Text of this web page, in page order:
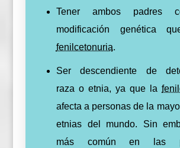
Tener ambos padres
modificación genética
fenilcetonuria.
Ser descendiente de
raza o etnia, yaque la
afecta a personas de la
etnias del mundo. Sin
más común en las